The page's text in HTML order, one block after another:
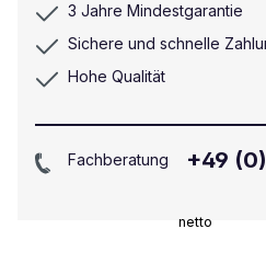
netto
3 Jahre Mindestgarantie
Sichere und schnelle
Hohe Qualität
Fachberatung +49